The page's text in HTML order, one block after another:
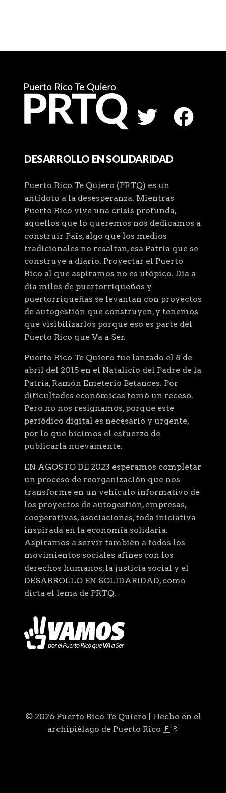
DESARROLLO EN SOLIDARIDAD
Puerto Rico Te Quiero (PRTQ) es un
antídoto a la desesperanza. Mientras
Puerto Rico vive una crisis profunda,
aquellos que lo queremos nos dedicamos a
construir País, algo que los medios
tradicionales no resaltan, esa Patria que se
construye a diario. Proyectar el Puerto
Rico al que aspiramos no es utópico. Día a
día miles de puertorriqueños y
puertorriqueñas se levantan con proyectos
de autogestión que construyen, y tenemos
que visibilizarlos porque eso es parte del
Puerto Rico que Va a Ser.
Puerto Rico Te Quiero fue lanzado el 8 de
abril del 2015 en el Natalicio del Padre de la
Patria, Ramón Emeterio Betances. Por
dificultades económicas tomó un receso.
Pero no nos resignamos, porque este
periódico digital es necesario y urgente,
por lo que hicimos el esfuerzo de
publicarla nuevamente.
EN AGOSTO DE 2023 esperamos completar
un proceso de reorganización que nos
transforme en un vehículo informativo de
los proyectos de autogestión, empresas,
cooperativas, asociaciones, toda iniciativa
inspirada en la economía solidaria.
Aspiramos a servir también a todos los
movimientos sociales afines con los
derechos humanos, la justicia social y el
DESARROLLO EN SOLIDARIDAD, como
dicta el lema de PRTQ.
© 2026 Puerto Rico Te Quiero | Hecho en el
archipiélago de Puerto Rico 🇵🇷